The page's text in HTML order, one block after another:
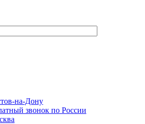
на-Дону
звонок по России